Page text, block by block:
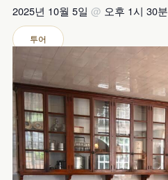
2025년 10월 5일 @ 오후 1시 30분
투어